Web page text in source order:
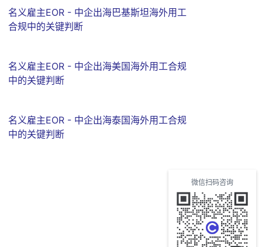
名义雇主EOR - 中企出海巴基斯坦海外用工
合规中的关键判断
名义雇主EOR - 中企出海美国海外用工合规
中的关键判断
名义雇主EOR - 中企出海泰国海外用工合规
中的关键判断
微信扫码咨询